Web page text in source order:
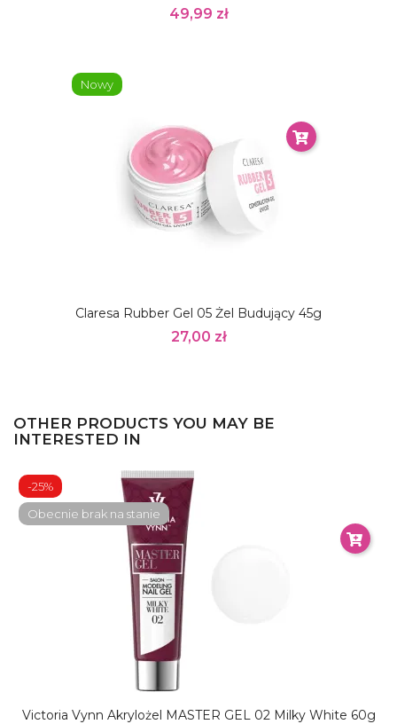
49,99 zł
Claresa Rubber Gel 05 Żel Budujący 45g
27,00 zł
Nowy
OTHER PRODUCTS YOU MAY BE
INTERESTED IN
Victoria Vynn Akrylożel MASTER GEL 02 Milky White 60g
-25%
Obecnie brak na stanie